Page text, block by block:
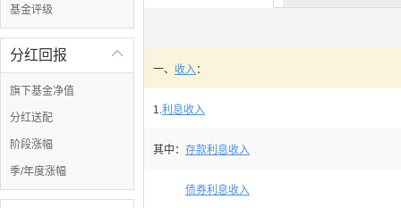
基金评级

分红回报
旗下基金净值
分红送配
阶段涨幅
季/年度涨幅
一、 收入：
1.利息收入
其中： 存款利息收入
债券利息收入